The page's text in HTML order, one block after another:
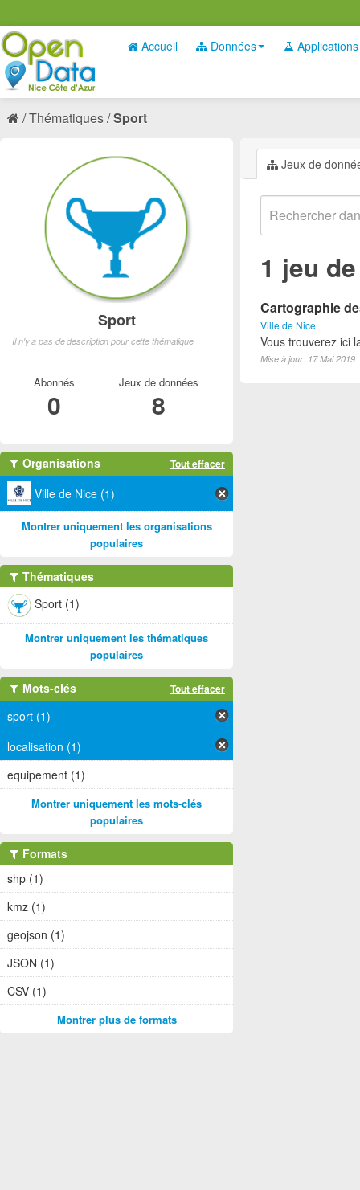
Accueil Données Applications
Thématiques Sport
Jeux de
1 jeu
Cartographie
Ville de Nice
Vous trouverez ici
Mise à jour: 17 Mai 2019
Sport
Il n'y a pas de description pour cette thématique
Abonnés
0
Jeux de données
8
Organisations Tout effacer
Ville de Nice (1)
Montrer uniquement les organisations
populaires
Thématiques
Sport (1)
Montrer uniquement les thématiques
populaires
Mots-clés Tout effacer
sport (1)
localisation (1)
equipement (1)
Montrer uniquement les mots-clés
populaires
Formats
shp (1)
kmz (1)
geojson (1)
JSON (1)
CSV (1)
Montrer plus de formats